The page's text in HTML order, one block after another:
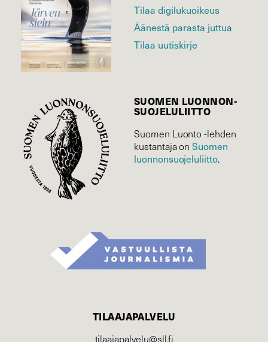
Tilaa digilukuoikeus
Äänestä parasta juttua
Tilaa uutiskirje
SUOMEN LUONNON­
SUOJELU­LIITTO
Suomen Luonto -lehden
kustantaja onSuomen
luonnonsuojelu­liitto.
TILAAJAPALVELU
tilaajapalvelu@sll.fi